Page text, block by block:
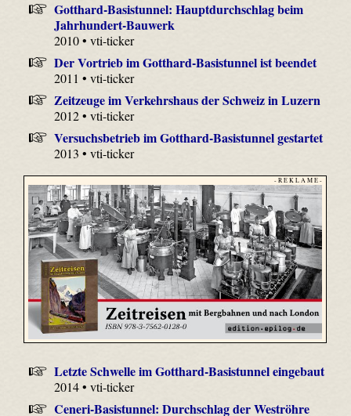
Gotthard-Basistunnel: Hauptdurchschlag beim
Jahrhundert-Bauwerk
2010 • vti-ticker
Der Vortrieb im Gotthard-Basistunnel ist beendet
2011 • vti-ticker
Zeitzeuge im Verkehrshaus der Schweiz in Luzern
2012 • vti-ticker
Versuchsbetrieb im Gotthard-Basistunnel gestartet
2013 • vti-ticker
- R E K L A M E -
Letzte Schwelle im Gotthard-Basistunnel eingebaut
2014 • vti-ticker
Ceneri-Basistunnel: Durchschlag der Weströhre